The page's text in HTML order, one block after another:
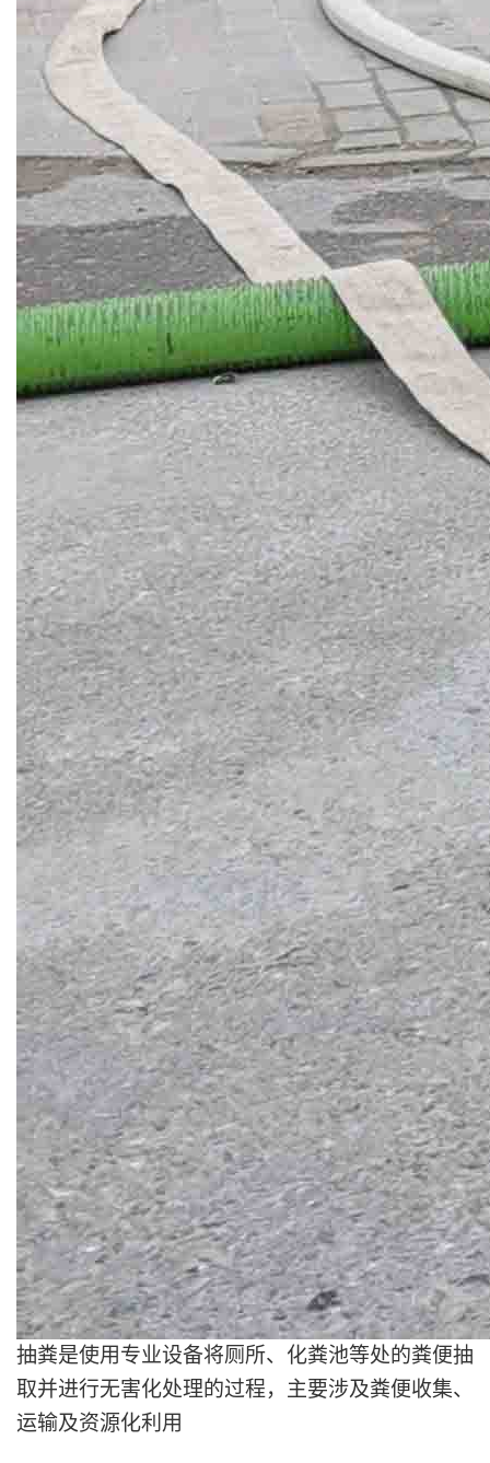
抽粪是使用专业设备将厕所、化粪池等处的粪便抽
取并进行无害化处理的过程，主要涉及粪便收集、
运输及资源化利用